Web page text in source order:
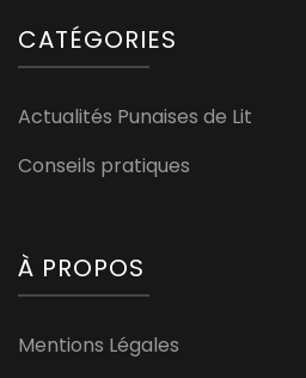
CATÉGORIES
Actualités Punaises de Lit
Conseils pratiques
À PROPOS
Mentions Légales